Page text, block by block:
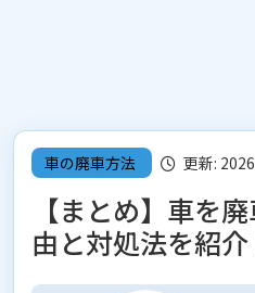
車の廃車方法 更新:
【まとめ】車を
由と対処法を紹介